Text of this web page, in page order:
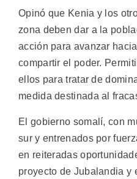
Opinó que Kenia y los
zona deben dar a la
acción para avanzar
compartir el poder.
ellos para tratar de
medida destinada al
El gobierno somalí, con
sur y entrenados por
en reiteradas
proyecto de Jubalandia y